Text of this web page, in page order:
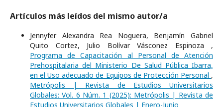
Artículos más leídos del mismo autor/a
Jennyfer Alexandra Rea Noguera, Benjamín Gabriel
Quito Cortez, Julio Bolívar Vásconez Espinoza ,
Programa de Capacitación al Personal de Atención
Prehospitalaria del Ministerio De Salud Pública Ibarra,
en el Uso adecuado de Equipos de Protección Personal ,
Metrópolis | Revista de Estudios Universitarios
Globales: Vol. 6 Núm. 1 (2025): Metrópolis | Revista de
Estudios Universitarios Globales | Enero-Junio